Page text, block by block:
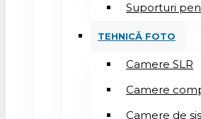
Suporturi
TEHNICĂ FOTO
Camere SLR
Camere
Camere de